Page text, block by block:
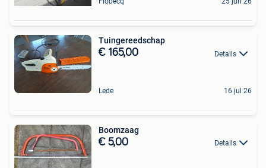
Tuingereedschap
€ 165,00 Details
Lede 16 jul 26
Boomzaag
€ 5,00 Details